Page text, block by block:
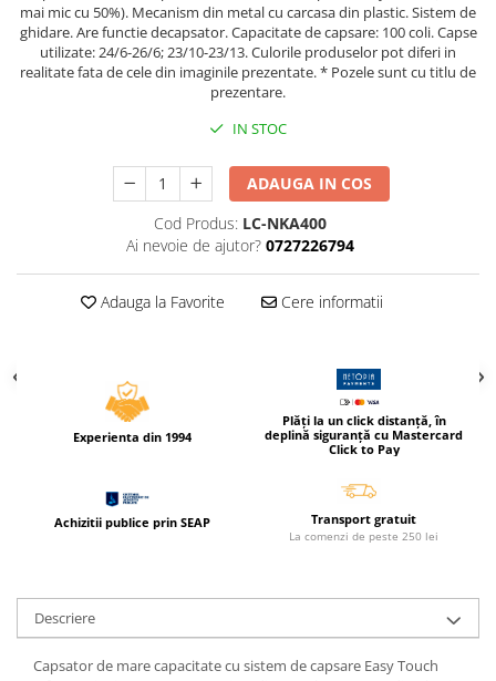
Caiete A5
Caiete A4
Caiete si blocuri pentru desen
Hartie creponata
Hartie glacee
Acuarele, guase, tempera si
Ascutitori
Creioane cerate
Cerneala si rezerva pentru stilou
Stilouri
mai mic cu 50%). Mecanism din metal cu carcasa din plastic. Sistem de
ghidare. Are functie decapsator. Capacitate de capsare: 100 coli. Capse
utilizate: 24/6-26/6; 23/10-23/13. Culorile produselor pot diferi in
realitate fata de cele din imaginile prezentate. * Pozele sunt cu titlu de
prezentare.
IN STOC
ADAUGA IN COS
Cod Produs: LC-NKA400
Ai nevoie de ajutor? 0727226794
Adauga la Favorite Cere informatii
Experienta din 1994
Plăți la un click distanță, în
deplină siguranță cu Mastercard
Click to Pay
Achizitii publice prin SEAP Transport gratuit
La comenzi de peste 250 lei
Descriere
Capsator de mare capacitate cu sistem de capsare Easy Touch